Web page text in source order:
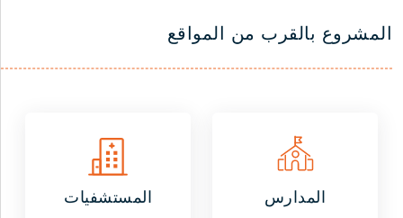
المشروع بالقرب من المواقع
المستشفيات المدارس